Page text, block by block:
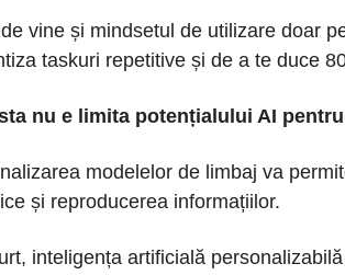
vine și mindsetul de utilizare doar
taskuri repetitive și de a te duce
nu e limita potențialului AI
modelelor de limbaj va
și reproducerea informațiilor.
inteligența artificială